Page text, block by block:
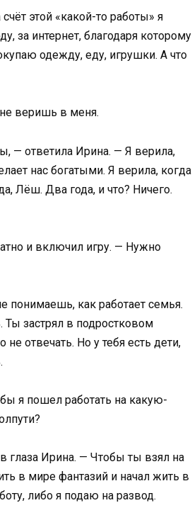
этой «какой-то работы» я
за интернет, благодаря которому
одежду, еду, игрушки. А что
веришь в меня.
— ответила Ирина. — Я верила,
нас богатыми. Я верила, когда
Лёш. Два года, и что? Ничего.
и включил игру. — Нужно
как работает семья.
Ты застрял в подростковом
отвечать. Но у тебя есть дети,
я пошел работать на какую-
глаза Ирина. — Чтобы ты взял на
в мире фантазий и начал жить в
либо я подаю на развод.